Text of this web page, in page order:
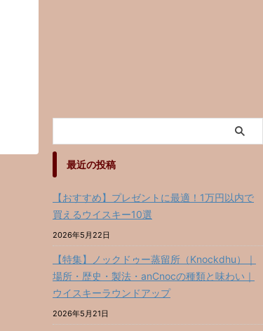
最近の投稿
【おすすめ】プレゼントに最適！1万円以内で
買えるウイスキー10選
2026年5月22日
【特集】ノックドゥー蒸留所（Knockdhu）｜
場所・歴史・製法・anCnocの種類と味わい｜
ウイスキーラウンドアップ
2026年5月21日